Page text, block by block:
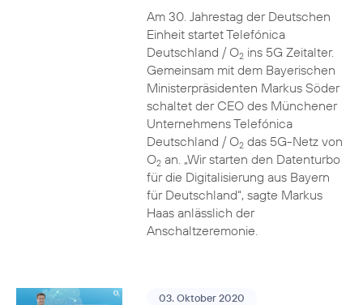
Am 30. Jahrestag der Deutschen
Einheit startet Telefónica
Deutschland / O2ins 5G Zeitalter.
Gemeinsam mit dem Bayerischen
Ministerpräsidenten Markus Söder
schaltet der CEO des Münchener
Unternehmens Telefónica
Deutschland / O2das 5G-Netz von
O2an. „Wir starten den Datenturbo
für die Digitalisierung aus Bayern
für Deutschland“, sagte Markus
Haas anlässlich der
Anschaltzeremonie.
03. Oktober 2020